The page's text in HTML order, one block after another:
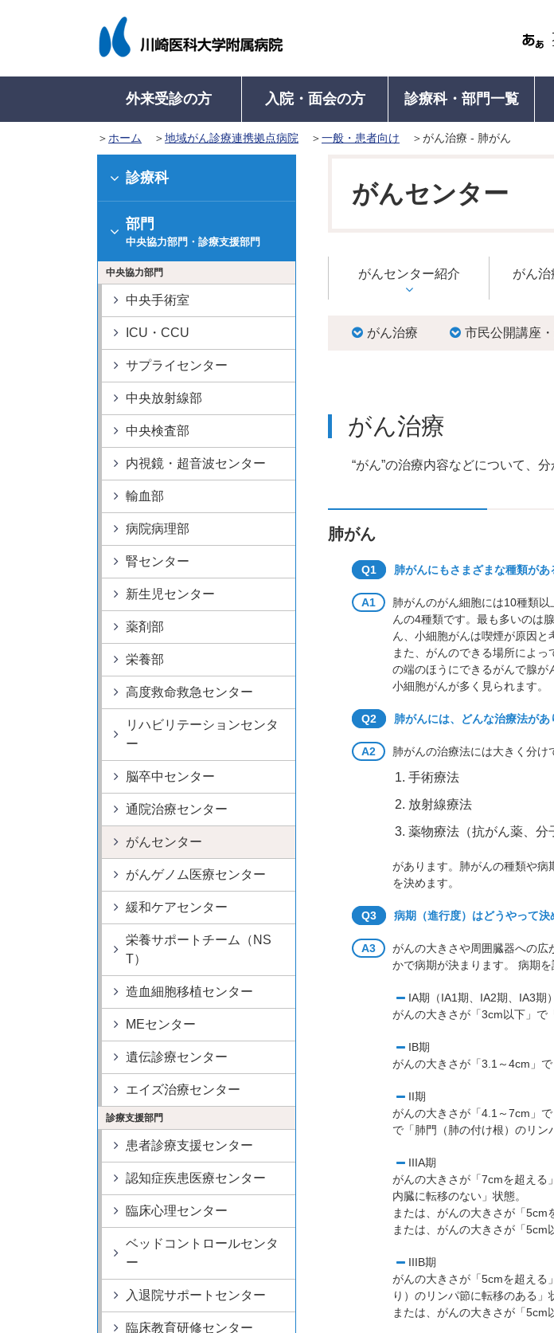
外来受診の方
病名から診療科を探す
外来診療表
外来受診について
（初めて受診される方）
健康診断で精密検査対象の方
紹介状なしで受診される方
診療について
診療科・部門一覧
かかりつけ医を
救急受診のご案内
入院・面会の方
入院について
入院のご案内
入院に際してのお願い
入院生活について
入院の手続き
入院のご準備
入院中のお部屋
面会・お
診療科・部門一覧
病院概要
病院長挨拶
理念・基本方針
医療安全管理指針
倫理指針
意思決定支援に関する指
病院沿革
病院組織図
病院情報
特定機能病院
指定医療機関
病院機能評価認定
高次脳機能障害及びその
関連障害に対する支援普
附属病院50周年記念誌
患者の権利
川崎医科大学附属病院の
患者満足度調査
病名から診療科を探す
医療関係者の方
診療科・部門一覧
外来診療表
ホーム 地域がん診療連携拠点病院 一般・患者向け がん治療 - 肺がん
がんセンター
がんセンター紹介 がん治
がん治療 市民公開講座
がん治療
“がん”の治療内容などについて、
肺がん
Q1 肺がんにもさまざまな種類があ
A1
肺がんのがん細胞には10種類
んの4種類です。最も多いのは
ん、小細胞がんは喫煙が原因と
また、がんのできる場所によ
の端のほうにできるがんで腺が
小細胞がんが多く見られます。
Q2 肺がんには、どんな治療法があ
A2 肺がんの治療法には大きく分け
手術療法
放射線療法
薬物療法（抗がん薬、分
があります。肺がんの種類や病
を決めます。
Q3 病期（進行度）はどうやって決
A3
がんの大きさや周囲臓器への広
かで病期が決まります。 病期
IA期（IA1期、IA2期、IA3期）
がんの大きさが「3cm以下」で
IB期
がんの大きさが「3.1～4cm」
II期
がんの大きさが「4.1～7cm」
で「肺門（肺の付け根）のリン
IIIA期
がんの大きさが「7cmを超える
内臓に転移のない」状態。
または、がんの大きさが「5cm
または、がんの大きさが「5cm
IIIB期
がんの大きさが「5cmを超える
り）のリンパ節に転移のある」
または、がんの大きさが「5cm
診療科
部門
中央協力部門・診療支援部門
中央協力部門
中央手術室
ICU・CCU
サプライセンター
中央放射線部
中央検査部
内視鏡・超音波センター
輸血部
病院病理部
腎センター
新生児センター
薬剤部
栄養部
高度救命救急センター
リハビリテーションセンタ
ー
脳卒中センター
通院治療センター
がんセンター
がんゲノム医療センター
緩和ケアセンター
栄養サポートチーム（NS
T）
造血細胞移植センター
MEセンター
遺伝診療センター
エイズ治療センター
診療支援部門
患者診療支援センター
認知症疾患医療センター
臨床心理センター
ベッドコントロールセンタ
ー
入退院サポートセンター
臨床教育研修センター